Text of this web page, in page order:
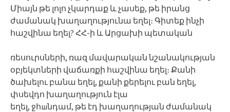
Միայն թե լոլո չկարդաք և չասեք, թե իրանց
ժամանակ խաղաղությունա եղել։ Գիտեք ինչի
հաշվինա եղել? ՀՀ-ի և Արցախի պետական
ռեսուրսների, ռազ մավարական նշանակության
օբյեկտների վաճառքի հաշվինա եղել։ Քանի
ծախելու բանա եղել, քանի քերելու բան եղել,
փսեվդո խաղաղություն էլա
եղել, ջհшնդամ, թե էդ խաղաղության ժամանակ